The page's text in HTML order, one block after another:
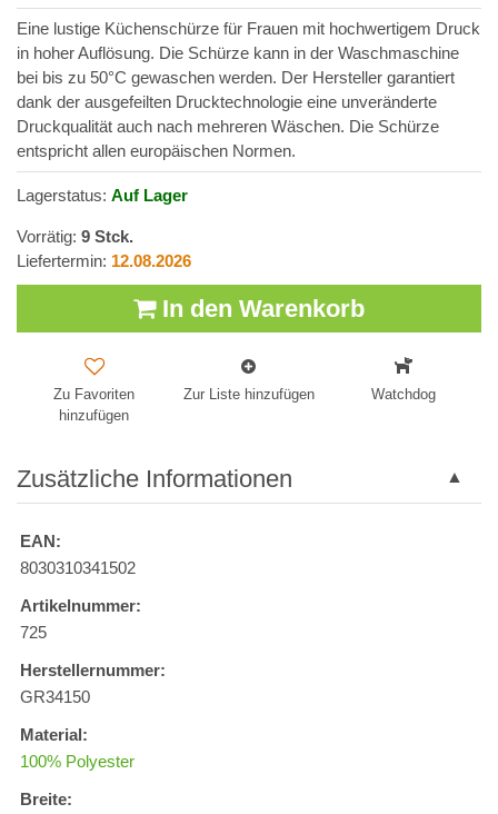
Eine lustige Küchenschürze für Frauen mit hochwertigem Druck
in hoher Auflösung. Die Schürze kann in der Waschmaschine
bei bis zu 50°C gewaschen werden. Der Hersteller garantiert
dank der ausgefeilten Drucktechnologie eine unveränderte
Druckqualität auch nach mehreren Wäschen. Die Schürze
entspricht allen europäischen Normen.
Lagerstatus: Auf Lager
Vorrätig: 9 Stck.
Liefertermin: 12.08.2026
In den Warenkorb
Zu Favoriten
hinzufügen
Zur Liste hinzufügen Watchdog
Zusätzliche Informationen
EAN:
8030310341502
Artikelnummer:
725
Herstellernummer:
GR34150
Material:
100% Polyester
Breite: